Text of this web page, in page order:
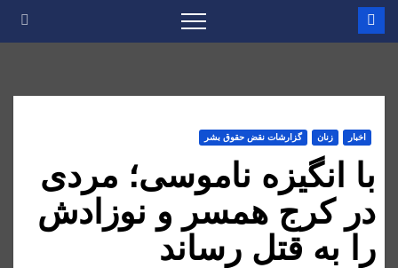
اخبار زنان گزارشات نقض حقوق بشر
با انگیزه ناموسی؛ مردی
در کرج همسر و نوزادش
را به قتل رساند